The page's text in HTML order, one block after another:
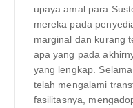
upaya amal para
mereka pada
marginal dan kurang
apa yang pada
yang lengkap.
telah mengalami
fasilitasnya,